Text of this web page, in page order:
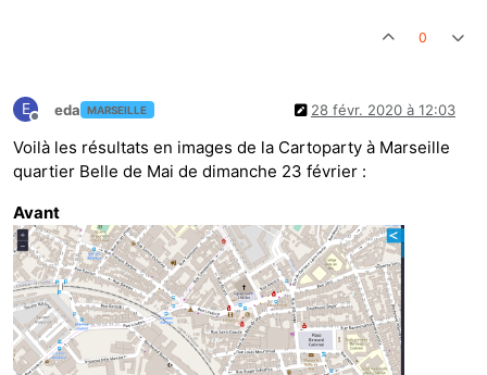
0
E
Hors-ligne
eda MARSEILLE 28 févr. 2020 à 12:03
Voilà les résultats en images de la Cartoparty à Marseille
quartier Belle de Mai de dimanche 23 février :
Avant